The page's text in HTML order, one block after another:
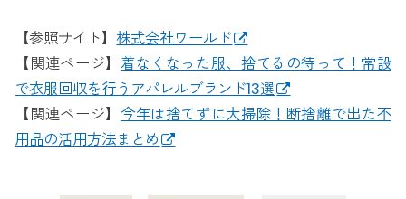
【参照サイト】株式会社ワールド
【関連ページ】 着なくなった服、捨てるの待って！常設
で衣服回収を行うアパレルブランド13選
【関連ページ】 今年は捨てずに大掃除！断捨離で出た不
用品の活用方法まとめ